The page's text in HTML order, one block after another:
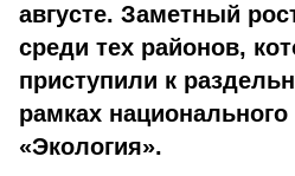
августе. Заметный
среди тех районов,
приступили к
рамках национального
«Экология».